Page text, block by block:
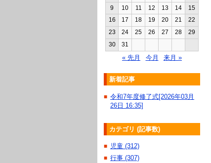
9
10 11 12 13 14
15
16
17 18 19 20 21
22
23
24 25 26 27 28
29
30
31
« 先月 今月 来月 »
新着記事
■ 令和7年度修了式[2026年03月
26日 16:35]
カテゴリ (記事数)
■ 児童 (312)
■ 行事 (307)